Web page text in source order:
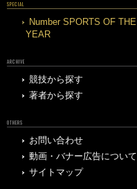
SPECIAL
Number SPORTS OF THE
YEAR
ARCHIVE
競技から探す
著者から探す
OTHERS
お問い合わせ
動画・バナー広告について
サイトマップ